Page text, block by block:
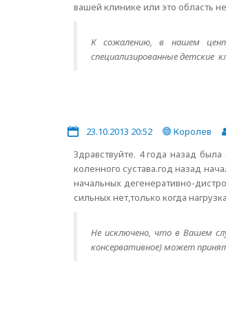
вашей клинике или это область
К сожалению, в нашем
специализированные детские
23.10.2013 20:52 Королев
Здравствуйте. 4 года назад
коленного сустава.год назад
начальных дегенеративно-
сильных нет,только когда
Не исключено, что в Вашем
консервативное) может